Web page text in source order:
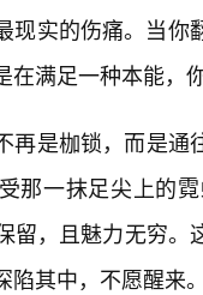
现实的伤痛。当
在满足一种本能，
再是枷锁，而是通
那一抹足尖上的
留，且魅力无穷
陷其中，不愿醒来